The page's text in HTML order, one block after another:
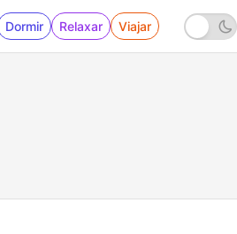
Dormir Relaxar Viajar